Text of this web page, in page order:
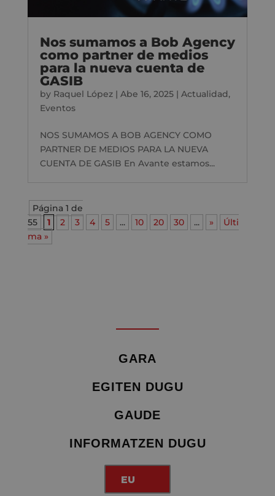
Nos sumamos a Bob Agency
como partner de medios
para la nueva cuenta de
GASIB
by Raquel López| Abe 16, 2025| Actualidad,
Eventos
NOS SUMAMOS A BOB AGENCY COMO
PARTNER DE MEDIOS PARA LA NUEVA
CUENTA DE GASIB En Avante estamos...
Página 1 de
55
1 2 3 4 5 ... 10 20 30 ... »
Últi
ma »
GARA
EGITEN DUGU
GAUDE
INFORMATZEN DUGU
EU